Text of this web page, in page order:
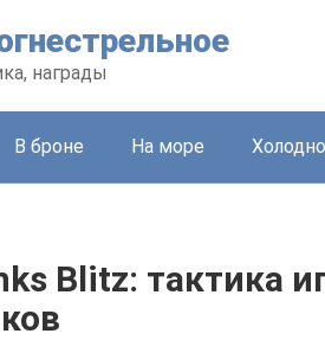
награды
В броне На море
Blitz: тактика